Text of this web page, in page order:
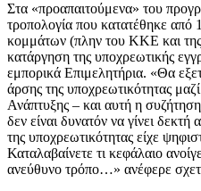
Στα «προαπαιτούμενα» του
τροπολογία που κατατέθηκε από
κομμάτων (πλην του ΚΚΕ και
κατάργηση της υποχρεωτικής
εμπορικά Επιμελητήρια. «Θα
άρσης της υποχρεωτικότητας
Ανάπτυξης – και αυτή η
δεν είναι δυνατόν να γίνει
της υποχρεωτικότητας είχε
Καταλαβαίνετε τι κεφάλαιο
ανεύθυνο τρόπο…» ανέφερε